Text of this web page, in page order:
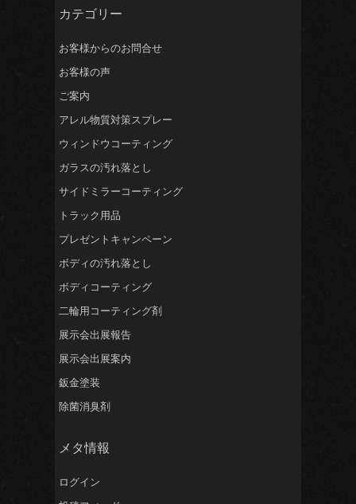
カテゴリー
お客様からのお問合せ
お客様の声
ご案内
アレル物質対策スプレー
ウィンドウコーティング
ガラスの汚れ落とし
サイドミラーコーティング
トラック用品
プレゼントキャンペーン
ボディの汚れ落とし
ボディコーティング
二輪用コーティング剤
展示会出展報告
展示会出展案内
鈑金塗装
除菌消臭剤
メタ情報
ログイン